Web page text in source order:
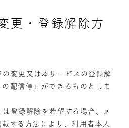
更・登録解除方
変更又は本サービスの登録解
配信停止ができるものとしま
登録解除を希望する場合、メ
する方法により、利用者本人